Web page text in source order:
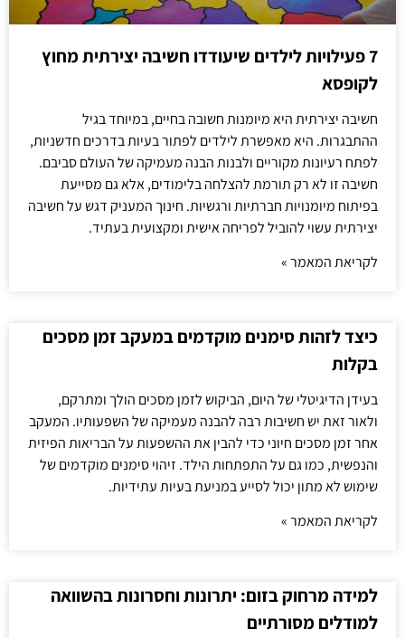
7 פעילויות לילדים שיעודדו חשיבה יצירתית מחוץ
לקופסא
חשיבה יצירתית היא מיומנות חשובה בחיים, במיוחד בגיל
ההתבגרות. היא מאפשרת לילדים לפתור בעיות בדרכים חדשניות,
לפתח רעיונות מקוריים ולבנות הבנה מעמיקה של העולם סביבם.
חשיבה זו לא רק תורמת להצלחה בלימודים, אלא גם מסייעת
בפיתוח מיומנויות חברתיות ורגשיות. חינוך המעניק דגש על חשיבה
יצירתית עשוי להוביל לפריחה אישית ומקצועית בעתיד.
לקריאת המאמר »
כיצד לזהות סימנים מוקדמים במעקב זמן מסכים
בקלות
בעידן הדיגיטלי של היום, הביקוש לזמן מסכים הולך ומתרקם,
ולאור זאת יש חשיבות רבה להבנה מעמיקה של השפעותיו. המעקב
אחר זמן מסכים חיוני כדי להבין את ההשפעות על הבריאות הפיזית
והנפשית, כמו גם על התפתחות הילד. זיהוי סימנים מוקדמים של
שימוש לא מתון יכול לסייע במניעת בעיות עתידיות.
לקריאת המאמר »
למידה מרחוק בזום: יתרונות וחסרונות בהשוואה
למודלים מסורתיים